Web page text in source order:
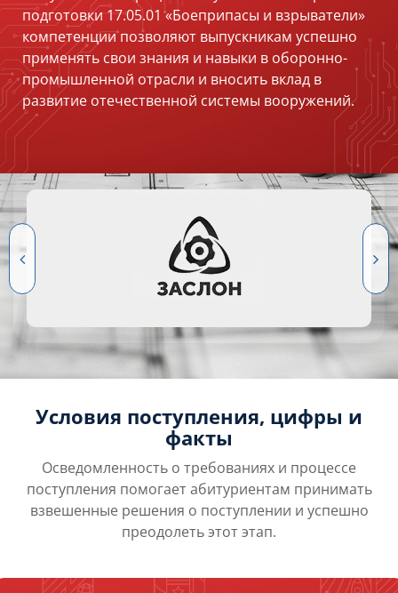
подготовки 17.05.01 «Боеприпасы и взрыватели»
компетенции позволяют выпускникам успешно
применять свои знания и навыки в оборонно-
промышленной отрасли и вносить вклад в
развитие отечественной системы вооружений.
Условия поступления, цифры и
факты
Осведомленность о требованиях и процессе
поступления помогает абитуриентам принимать
взвешенные решения о поступлении и успешно
преодолеть этот этап.